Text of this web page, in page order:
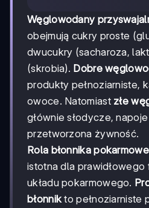
Węglowodany
obejmują cukry proste
dwucukry (sacharoza,
(skrobia). Dobre
produkty pełnoziarniste,
owoce. Natomiast złe
głównie słodycze,
przetworzona żywność.
Rola błonnika
istotna dla prawidłowego
układu pokarmowego.
błonnik to pełnoziarniste